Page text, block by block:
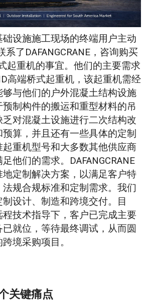
装指导服务
巴西客户交付了一台完全符
HD高级桥式起重机
设施施工现场的终端用户主动
了DAFANGCRANE，咨询购买
起重机的事宜。他们的主要需求
高端桥式起重机，该起重机需经
与他们的户外混凝土结构设施
制构件的搬运和重型材料的吊
对混凝土设施进行二次结构改
算，并且还有一些具体的定制
重机型号和大多数其他供应商
他们的需求。DAFANGCRANE
定制解决方案，以满足客户特
规合规标准和定制需求。我们
设计、制造和跨境交付。目
技术指导下，客户已完成主要
就位，等待最终调试，从而圆
境采购项目。
关键痛点